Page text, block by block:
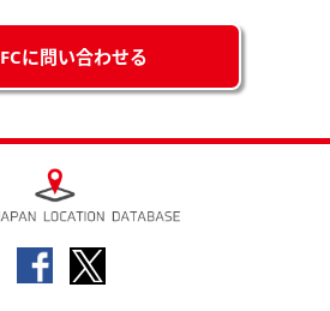
FCに問い合わせる